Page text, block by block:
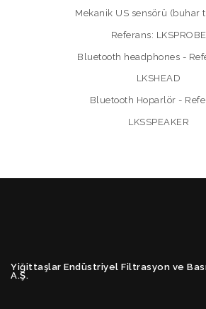
Mekanik US sensörü (buhar
Referans: LKSPROBE
Bluetooth headphones -
LKSHEAD
Bluetooth Hoparlör -
LKSSPEAKER
Yiğittaşlar Endüstriyel Filtrasyon ve
A.Ş.